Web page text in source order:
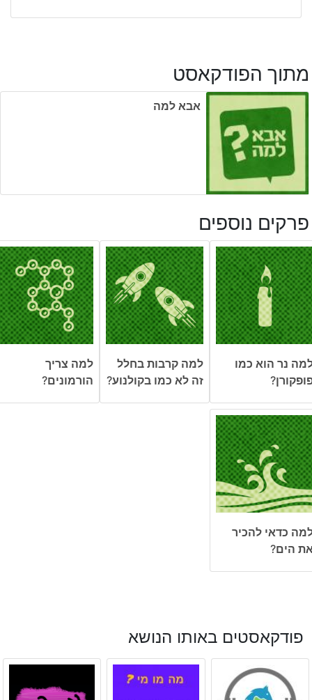
מתוך הפודקאסט
אבא למה
פרקים נוספים
נר הוא כמו
למה קרבות בחלל
זה לא כמו בקולנוע?
למה צריך
הורמונים?
כדאי להכיר
הים?
פודקאסטים באותו הנושא